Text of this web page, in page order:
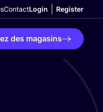
ContactLogin Register
des magasins